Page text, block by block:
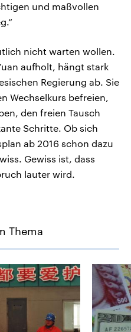
und maßvollen
nicht warten wollen.
aufholt, hängt stark
Regierung ab. Sie
Wechselkurs befreien,
den freien Tausch
Schritte. Ob sich
ab 2016 schon dazu
Gewiss ist, dass
lauter wird.
Thema